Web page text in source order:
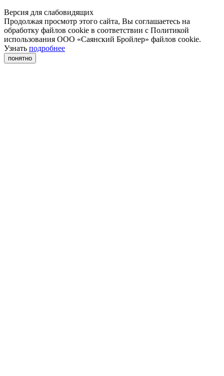
Версия для слабовидящих
Продолжая просмотр этого сайта, Вы соглашаетесь на
обработку файлов cookie в соответствии с Политикой
использования ООО «Саянский Бройлер» файлов cookie.
Узнать подробнее
понятно